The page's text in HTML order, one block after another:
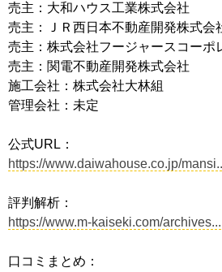
売主：大和ハウス工業株式会社
売主：ＪＲ西日本不動産開発株式会
売主：株式会社フージャースコーポ
売主：関電不動産開発株式会社
施工会社：株式会社大林組
管理会社：未定
公式URL：
https://www.daiwahouse.co.jp/
評判解析：
https://www.m-kaiseki.com/archives...
口コミまとめ：